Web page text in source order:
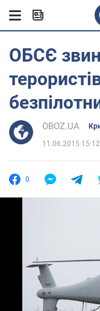
ОБСЄ
OBOZ.UA
11.06.2015 15:12
0